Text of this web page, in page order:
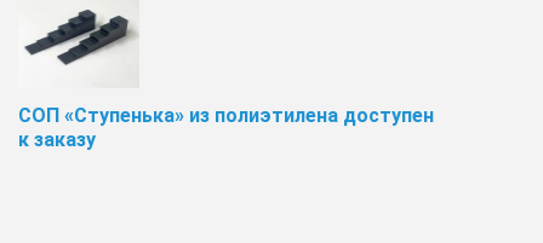
СОП «Ступенька» из полиэтилена доступен
к заказу